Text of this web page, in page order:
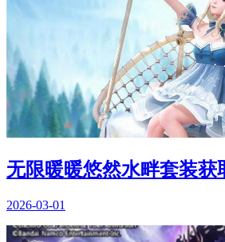
无限暖暖悠然水畔套装获
2026-03-01